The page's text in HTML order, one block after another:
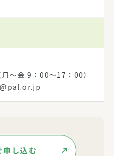
～金 9：00～17：00）
申し込む